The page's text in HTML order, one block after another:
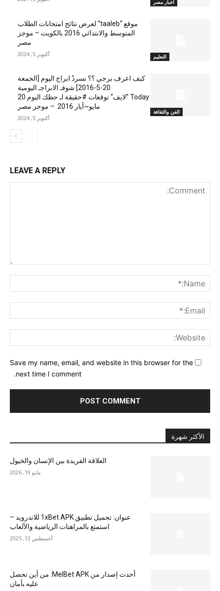
اخبار مصر
التعليم
موقع “taaleb” لعرض نتائج امتحانات الطلاب
المتوسط والابتدائي 2016 بالكويت – موجز
مصر
أكتوبر 5, 2024
الفن والثقافة
كيف اعرف برجي ؟؟ نسردْ ابراج اليوم [الجمعة
20-5-2016] شوفـ الابراجـ اليومية
Today ”لايف“ توقعات #حقيقة لـ حظك اليوم 20
مايو~أيار 2016 – موجز مصر
أكتوبر 5, 2024
LEAVE A REPLY
Save my name, email, and website in this browser for the
next time I comment.
الأكثر شهرة
العلاقة الفريدة بين الإنسان والخيول
مايو 19, 2026
عنوان: تحميل تطبيق 1xBet APK للاندرويد –
استمتع بالمراهنات الرياضية والألعاب
أغسطس 13, 2025
أحدث إصدار من MelBet APK: من أين تحصل
عليه بأمان